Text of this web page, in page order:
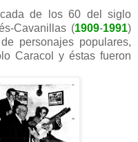
de los 60 del siglo
Cavanillas (1909-1991)
personajes populares,
Caracol y éstas fueron